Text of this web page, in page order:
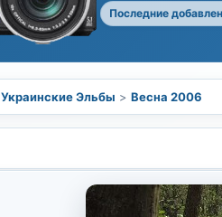
Последние
Украинские Эльбы > Весна 2006